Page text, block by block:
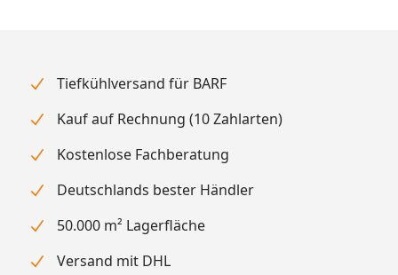
Tiefkühlversand für BARF
Kauf auf Rechnung (10 Zahlarten)
Kostenlose Fachberatung
Deutschlands bester Händler
50.000 m² Lagerfläche
Versand mit DHL